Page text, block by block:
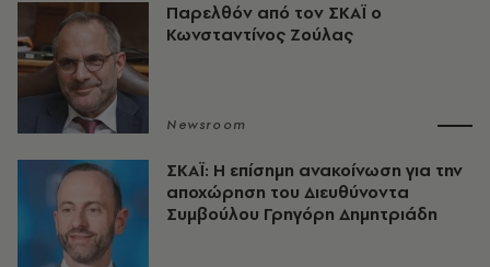
Παρελθόν από τον ΣΚΑΪ ο
Κωνσταντίνος Ζούλας
Newsroom
ΣΚΑΪ: Η επίσημη ανακοίνωση για την
αποχώρηση του Διευθύνοντα
Συμβούλου Γρηγόρη Δημητριάδη